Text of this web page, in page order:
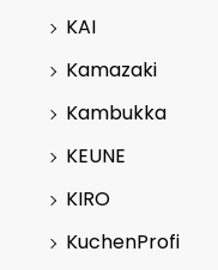
KAI
Kamazaki
Kambukka
KEUNE
KIRO
KuchenProfi